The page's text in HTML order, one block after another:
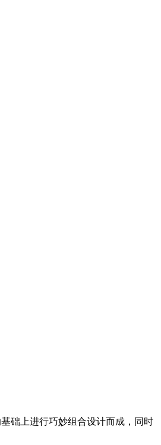
础上进行巧妙组合设计而成，同时